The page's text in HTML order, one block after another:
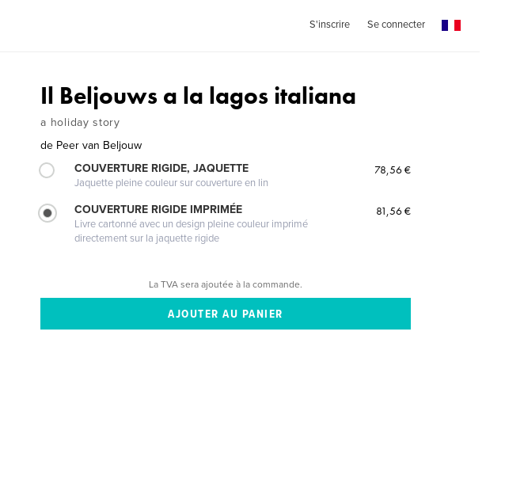
S'inscrire Se connecter
Il Beljouws a la lagos italiana
a holiday story
de Peer van Beljouw
COUVERTURE RIGIDE, JAQUETTE
Jaquette pleine couleur sur couverture en lin
78,56 €
COUVERTURE RIGIDE IMPRIMÉE
Livre cartonné avec un design pleine couleur imprimé
directement sur la jaquette rigide
81,56 €
La TVA sera ajoutée à la commande.